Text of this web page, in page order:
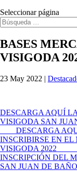
Seleccionar página
BASES
VISIGODA
23 May 2022 |
DESCARGA AQUÍ
VISIGODA
DESCARGA
INSCRIBIRSE EN
VISIGODA 2022
INSCRIPCIÓN DEL
SAN JUAN DE